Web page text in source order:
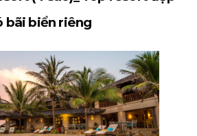
bãi biển riêng